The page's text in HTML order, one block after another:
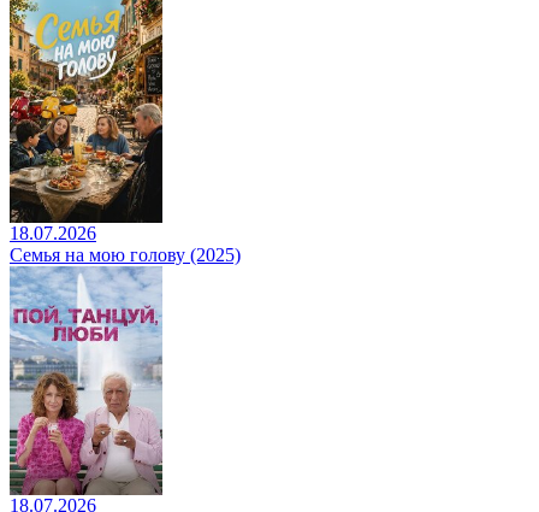
18.07.2026
Семья на мою голову (2025)
18.07.2026